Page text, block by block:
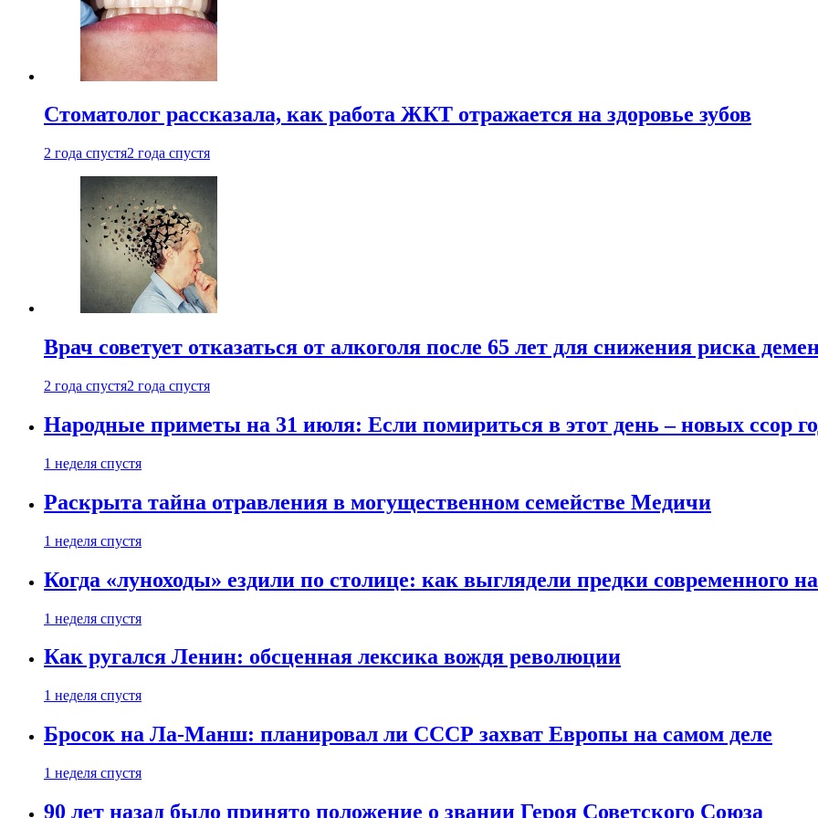
Стоматолог рассказала, как работа ЖКТ отражается на здоровье зубов
2 года спустя2 года спустя
Врач советует отказаться от алкоголя после 65 лет для снижения риска
2 года спустя2 года спустя
Народные приметы на 31 июля: Если помириться в этот день – новых ссор
1 неделя спустя
Раскрыта тайна отравления в могущественном семействе Медичи
1 неделя спустя
Когда «луноходы» ездили по столице: как выглядели предки современного
1 неделя спустя
Как ругался Ленин: обсценная лексика вождя революции
1 неделя спустя
Бросок на Ла-Манш: планировал ли СССР захват Европы на самом деле
1 неделя спустя
90 лет назад было принято положение о звании Героя Советского Союза